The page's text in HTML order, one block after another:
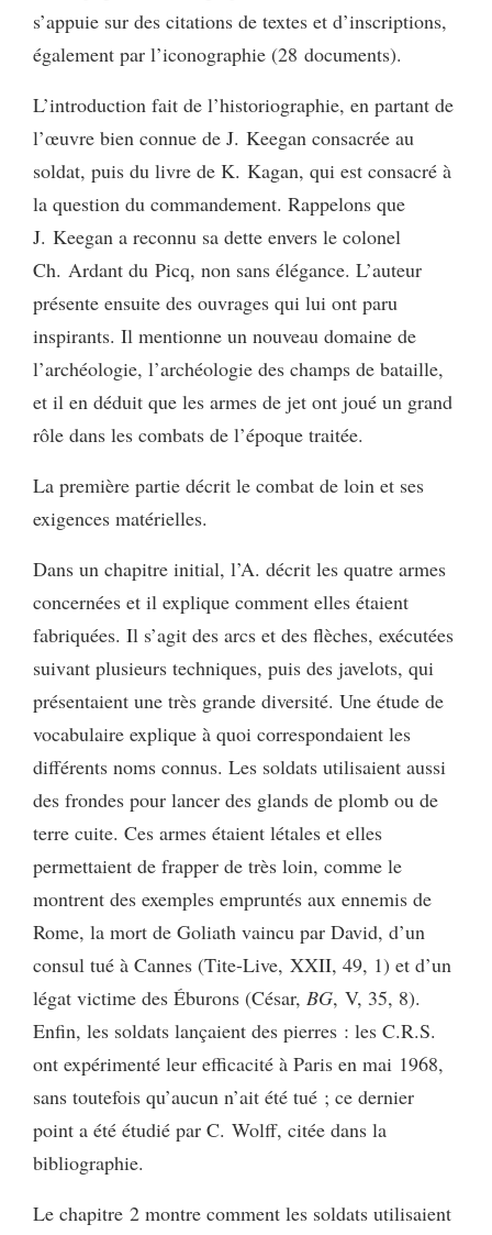
s’appuie sur des citations de textes et d’inscriptions,
également par l’iconographie (28 documents).
L’introduction fait de l’historiographie, en partant de
l’œuvre bien connue de J. Keegan consacrée au
soldat, puis du livre de K. Kagan, qui est consacré à
la question du commandement. Rappelons que
J. Keegan a reconnu sa dette envers le colonel
Ch. Ardant du Picq, non sans élégance. L’auteur
présente ensuite des ouvrages qui lui ont paru
inspirants. Il mentionne un nouveau domaine de
l’archéologie, l’archéologie des champs de bataille,
et il en déduit que les armes de jet ont joué un grand
rôle dans les combats de l’époque traitée.
La première partie décrit le combat de loin et ses
exigences matérielles.
Dans un chapitre initial, l’A. décrit les quatre armes
concernées et il explique comment elles étaient
fabriquées. Il s’agit des arcs et des flèches, exécutées
suivant plusieurs techniques, puis des javelots, qui
présentaient une très grande diversité. Une étude de
vocabulaire explique à quoi correspondaient les
différents noms connus. Les soldats utilisaient aussi
des frondes pour lancer des glands de plomb ou de
terre cuite. Ces armes étaient létales et elles
permettaient de frapper de très loin, comme le
montrent des exemples empruntés aux ennemis de
Rome, la mort de Goliath vaincu par David, d’un
consul tué à Cannes (Tite-Live, XXII, 49, 1) et d’un
légat victime des Éburons (César, BG, V, 35, 8).
Enfin, les soldats lançaient des pierres : les C.R.S.
ont expérimenté leur efficacité à Paris en mai 1968,
sans toutefois qu’aucun n’ait été tué ; ce dernier
point a été étudié par C. Wolff, citée dans la
bibliographie.
Le chapitre 2 montre comment les soldats utilisaient